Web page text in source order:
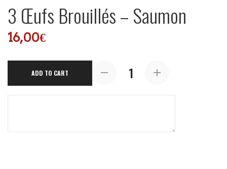
3 Œufs Brouillés – Saumon
16,00€
Saumon
ADD TO CART